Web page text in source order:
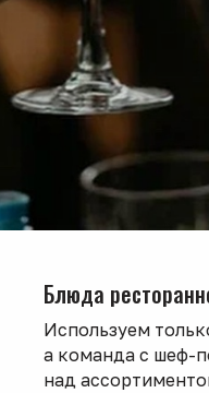
Блюда
Используем
а команда с шеф-
над